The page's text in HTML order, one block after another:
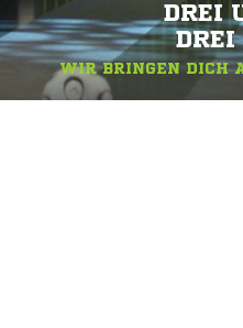
DREI
DREI
WIR BRINGEN DICH